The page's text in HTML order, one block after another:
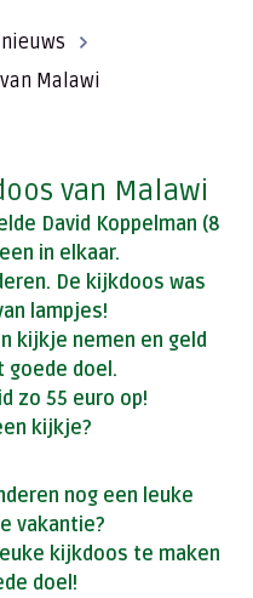
Malawi
van Malawi
David Koppelman (8
in elkaar.
De kijkdoos was
lampjes!
kijkje nemen en geld
goede doel.
zo 55 euro op!
kijkje?
nog een leuke
vakantie?
kijkdoos te maken
doel!